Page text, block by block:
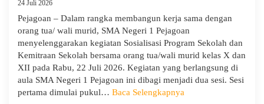
Pejagoan
Gelar
Deklarasi
Integritas
24 Juli 2026
Pejagoan – Dalam rangka membangun kerja sama dengan
orang tua/ wali murid, SMA Negeri 1 Pejagoan
menyelenggarakan kegiatan Sosialisasi Program Sekolah dan
Kemitraan Sekolah bersama orang tua/wali murid kelas X dan
XII pada Rabu, 22 Juli 2026. Kegiatan yang berlangsung di
aula SMA Negeri 1 Pejagoan ini dibagi menjadi dua sesi. Sesi
pertama dimulai pukul… Baca Selengkapnya